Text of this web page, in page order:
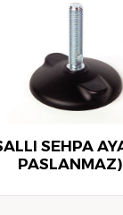
SEHPA
PASLANMAZ)